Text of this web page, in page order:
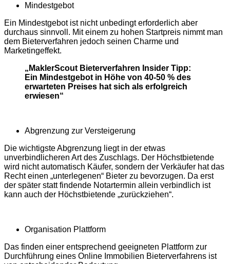
Mindestgebot
Ein Mindestgebot ist nicht unbedingt erforderlich aber
durchaus sinnvoll. Mit einem zu hohen Startpreis nimmt man
dem Bieterverfahren jedoch seinen Charme und
Marketingeffekt.
„MaklerScout Bieterverfahren Insider Tipp:
Ein Mindestgebot in Höhe von 40-50 % des
erwarteten Preises hat sich als erfolgreich
erwiesen“
Abgrenzung zur Versteigerung
Die wichtigste Abgrenzung liegt in der etwas
unverbindlicheren Art des Zuschlags. Der Höchstbietende
wird nicht automatisch Käufer, sondern der Verkäufer hat das
Recht einen „unterlegenen“ Bieter zu bevorzugen. Da erst
der später statt findende Notartermin allein verbindlich ist
kann auch der Höchstbietende „zurückziehen“.
Organisation Plattform
Das finden einer entsprechend geeigneten Plattform zur
Durchführung eines Online Immobilien Bieterverfahrens ist